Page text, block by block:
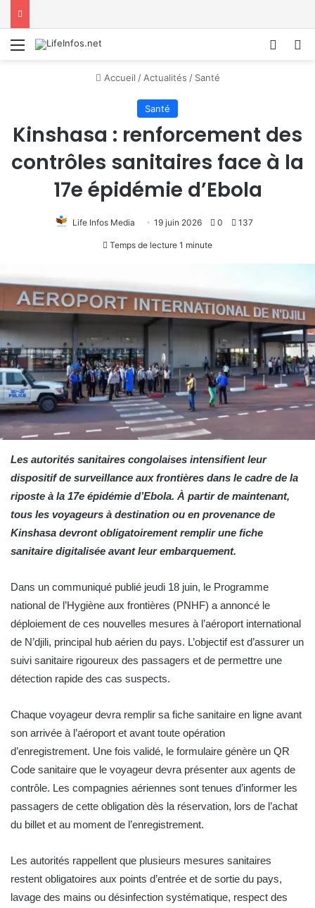
Menu
Accueil / Actualités / Santé
Santé
Kinshasa : renforcement des
contrôles sanitaires face à la
17e épidémie d’Ebola
Life Infos Media 19 juin 2026 0 137
Temps de lecture 1 minute
Les autorités sanitaires congolaises intensifient leur
dispositif de surveillance aux frontières dans le cadre de la
riposte à la 17e épidémie d’Ebola. À partir de maintenant,
tous les voyageurs à destination ou en provenance de
Kinshasa devront obligatoirement remplir une fiche
sanitaire digitalisée avant leur embarquement.
Dans un communiqué publié jeudi 18 juin, le Programme
national de l’Hygiène aux frontières (PNHF) a annoncé le
déploiement de ces nouvelles mesures à l’aéroport international
de N’djili, principal hub aérien du pays. L’objectif est d’assurer un
suivi sanitaire rigoureux des passagers et de permettre une
détection rapide des cas suspects.
Chaque voyageur devra remplir sa fiche sanitaire en ligne avant
son arrivée à l’aéroport et avant toute opération
d’enregistrement. Une fois validé, le formulaire génère un QR
Code sanitaire que le voyageur devra présenter aux agents de
contrôle. Les compagnies aériennes sont tenues d’informer les
passagers de cette obligation dès la réservation, lors de l’achat
du billet et au moment de l’enregistrement.
Les autorités rappellent que plusieurs mesures sanitaires
restent obligatoires aux points d’entrée et de sortie du pays,
lavage des mains ou désinfection systématique, respect des